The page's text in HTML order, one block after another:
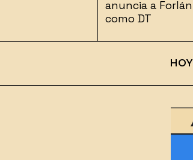
anuncia a Forlán
como DT
HOY